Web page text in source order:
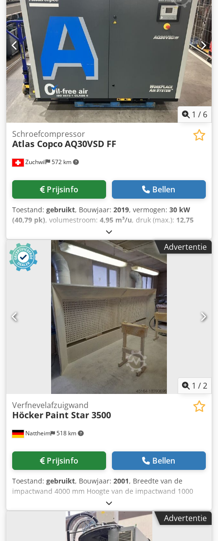
1 / 6
Zuchwil 572 km
Schroefcompressor
Atlas CopcoAQ30VSD FF
Prijsinfo Bellen
Toestand: gebruikt, Bouwjaar: 2019, vermogen: 30 kW
(40,79 pk), volumestroom: 4,95 m³/u, druk (max.): 12,75
, Luchtcompressor Atlas Copco AQ30VSD FF Chjdpfexk U
Arjx Aqisa Fabrikant: Atlas Copco Type: AQ30VSD FF
Bouwjaar: 2019 Plaats van vervaardiging: België Maximale
druk: 12,75 bar Vermogen: 30 kW Persluchtcapaciteit: 4,95
m³/min Volumestroom: 82,5 l/s, 174,8 cfm, 4,95 m³/min
Motorvermogen: 40 pk Motortoerental: 8600 tpm Gewicht:
702 kg Stroomvoorziening: 400 V, 50 Hz, 3 fasen Type:
Olievrij ISO-klasse: 8573-1 Klasse 0 Besturing: Elektronikon
Graphic Uitrusting: SMARTLINK Herkomst: Gemaakt in
België Wij garanderen niet de juistheid, volledigheid en
actualiteit van de verstrekte informatie.
Advertentie
1 /2
Nattheim 518 km
Verfnevelafzuigwand
Höcker Paint Star 3500
Prijsinfo Bellen
Toestand: gebruikt, Bouwjaar: 2001, Breedte van de
impactwand 4000 mm Hoogte van de impactwand 1000
mm Buitenafmetingen: 4600 x 1500 mm 2 x 1,5 kW
motoren totale nominale volumestroom 7000 m³/h rechter
en linker zuigmond met 300 mm D Opslaglocatie: Garbsen
Chodpovvizkefx Aqisa
Advertentie